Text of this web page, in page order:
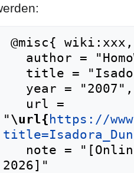
"\url{ https://
2026]"